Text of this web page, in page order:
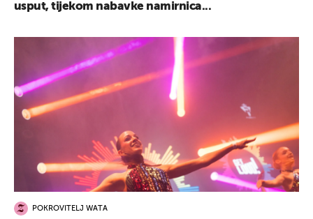
usput, tijekom nabavke namirnica...
POKROVITELJ WATA